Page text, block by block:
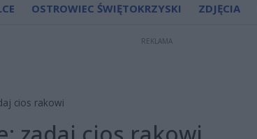
OSTROWIEC ŚWIĘTOKRZYSKI ZDJĘCIA
REKLAMA
cios rakowi